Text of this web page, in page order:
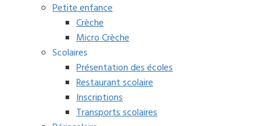
Petite enfance
Crèche
Micro Crèche
Scolaires
Présentation des écoles
Restaurant scolaire
Inscriptions
Transports scolaires